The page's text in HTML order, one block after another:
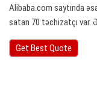
Alibaba.com saytında
satan 70 təchizatçı var.
Get Best Quote